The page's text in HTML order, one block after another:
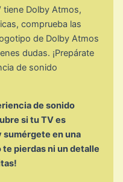
tiene Dolby Atmos,
comprueba las
de Dolby Atmos
dudas. ¡Prepárate
de sonido
de sonido
si tu TV es
en una
te pierdas ni un detalle